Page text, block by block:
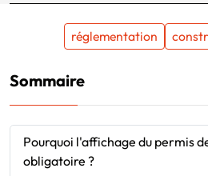
réglementation
Sommaire
Pourquoi l'affichage du permis
obligatoire ?